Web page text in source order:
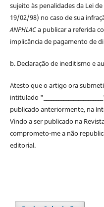
sujeito às penalidades da Lei de
19/02/98) no caso de sua
ANPHLACa publicar a referida
implicância de pagamento de
b. Declaração de ineditismo e
Atesto que o artigo ora
intitulado
publicado anteriormente, na
Vindo a ser publicado na
comprometo-me a não
editorial.